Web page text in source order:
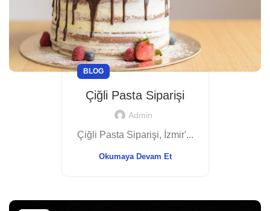
BLOG
Çiğli Pasta Siparişi
Admin
Çiğli Pasta Siparişi, İzmir'...
Okumaya Devam Et